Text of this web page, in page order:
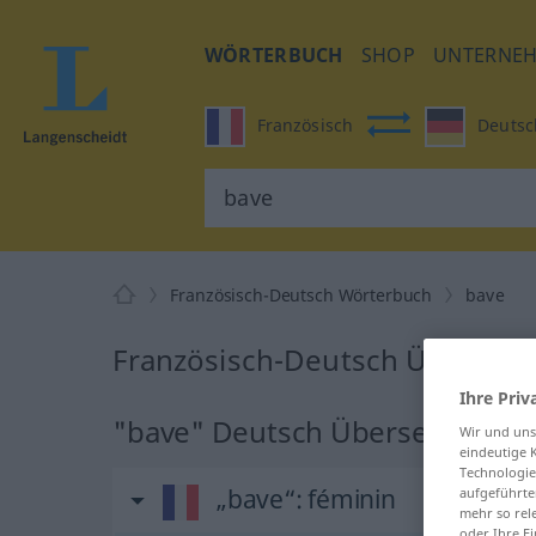
WÖRTERBUCH SHOP
Französisch
Französisch-Deutsch Wörterbuch bave
Französisch-Deutsch
"bave" Deutsch Übersetzung
„bave“: féminin
Ihre
Wir und
eindeutige
mehr so